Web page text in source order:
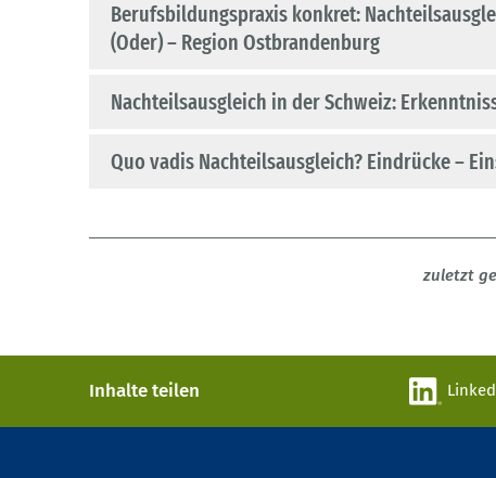
Berufsbildungspraxis konkret:
(Oder) – Region Ostbrandenburg
Nachteilsausgleich in der Schweiz:
Quo vadis
zuletzt
Inhalte teilen